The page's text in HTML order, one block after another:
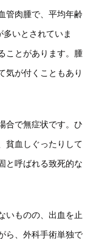
管肉腫で、平均年齢
いとされていま
ことがあります。腫
気が付くこともあり
合で無症状です。ひ
貧血しぐったりして
と呼ばれる致死的な
いものの、出血を止
ら、外科手術単独で